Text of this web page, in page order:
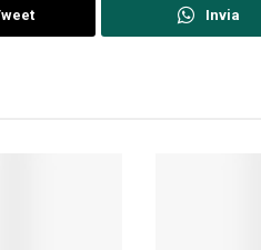
Invia